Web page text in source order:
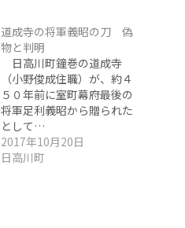
道成寺の将軍義昭の刀 偽
物と判明
日高川町鐘巻の道成寺
（小野俊成住職）が、約４
５０年前に室町幕府最後の
将軍足利義昭から贈られた
として…
2017年10月20日
日高川町